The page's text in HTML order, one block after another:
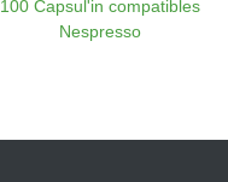
100 Capsul'in compatibles
Nespresso